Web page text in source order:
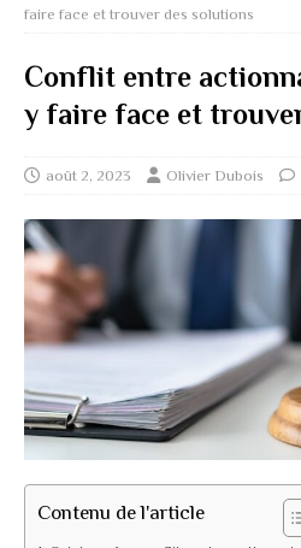
faire face et trouver des solutions
Conflit entre
y faire face et
août 2, 2023 Olivier Dubois
Contenu de l'article